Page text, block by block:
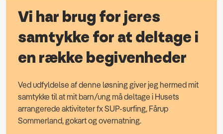
Vi har brug for jeres
samtykke for at deltage i
en række begivenheder
Ved udfyldelse af denne løsning giver jeg hermed mit
samtykke til at mit barn/ung må deltage i Husets
arrangerede aktiviteter fx SUP-surfing, Fårup
Sommerland, gokart og overnatning.